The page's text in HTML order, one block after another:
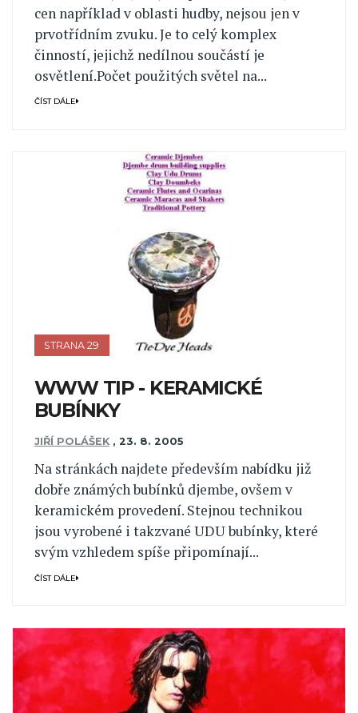
cen například v oblasti hudby, nejsou jen v
prvotřídním zvuku. Je to celý komplex
činností, jejichž nedílnou součástí je
osvětlení.Počet použitých světel na...
ČÍST DÁLE
STRANA 29
WWW TIP - KERAMICKÉ
BUBÍNKY
JIŘÍ POLÁŠEK , 23. 8. 2005
Na stránkách najdete především nabídku již
dobře známých bubínků djembe, ovšem v
keramickém provedení. Stejnou technikou
jsou vyrobené i takzvané UDU bubínky, které
svým vzhledem spíše připomínají...
ČÍST DÁLE